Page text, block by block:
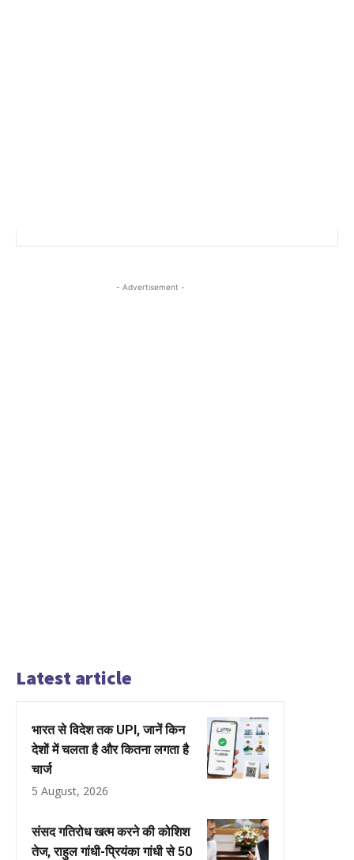
- Advertisement -
Latest article
भारत से विदेश तक UPI, जानें किन
देशों में चलता है और कितना लगता है
चार्ज
5 August, 2026
संसद गतिरोध खत्म करने की कोशिश
तेज, राहुल गांधी-प्रियंका गांधी से 50